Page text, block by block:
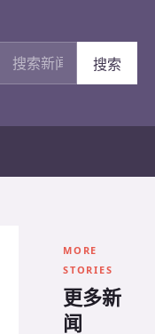
搜索新闻
搜索
MORE
STORIES
更多新
闻